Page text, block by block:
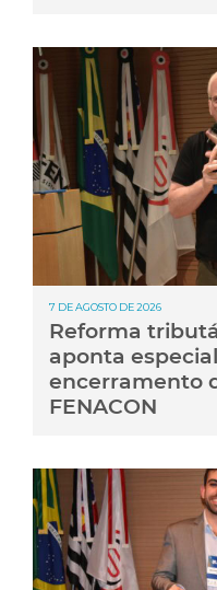
7 DE AGOSTO DE 2026
Reforma
aponta
encerramento
FENACON